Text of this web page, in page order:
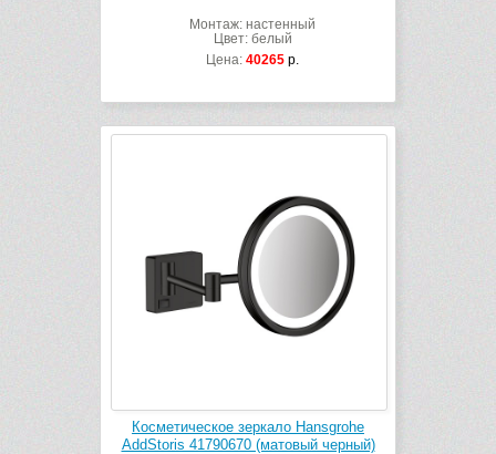
Монтаж: настенный
Цвет: белый
Цена: 40265 р.
Косметическое зеркало Hansgrohe
AddStoris 41790670 (матовый черный)